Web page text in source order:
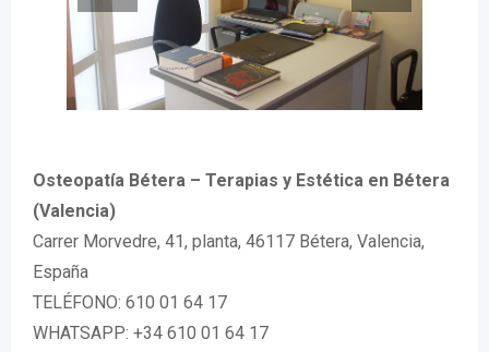
Osteopatía Bétera – Terapias y Estética en Bétera
(Valencia)
Carrer Morvedre, 41, planta, 46117 Bétera, Valencia,
España
TELÉFONO: 610 01 64 17
WHATSAPP: +34 610 01 64 17